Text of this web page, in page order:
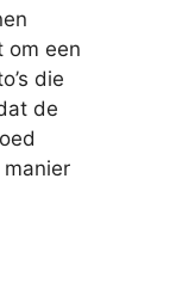
om een
die
de